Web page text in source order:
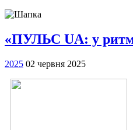
«ПУЛЬС UA: у
2025 02 червня 2025